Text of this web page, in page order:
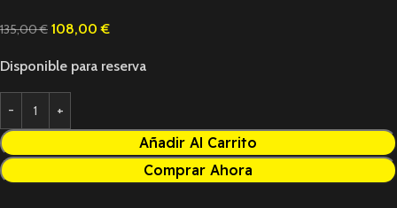
135,00€ 108,00€
Disponible para reserva
Añadir Al Carrito
Comprar Ahora